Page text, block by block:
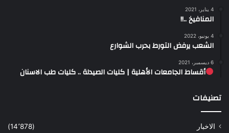
4 يناير، 2021
المنافيخ ..!!
4 يونيو، 2022
الشعب يرفض التورط بحرب الشوارع
6 ديسمبر، 2021
أقساط الجامعات الأهلية | كليات الصيدلة .. كليات طب الاسنان
تصنيفات
الاخبار
(14٬878)